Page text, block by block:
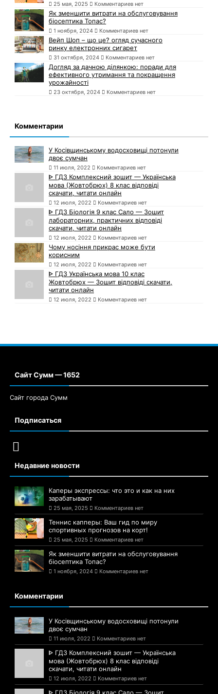
25 мая, 2025 Комментариев нет
Як зменшити витрати на обслуговування
біосептика Топас?
1 ноября, 2024 Комментариев нет
Вейп Шоп – що це? огляд сучасного
ринку електронних сигарет
31 октября, 2024 Комментариев нет
Догляд за дачною ділянкою: поради для
ефективного утримання та покращення
урожайності
23 октября, 2024 Комментариев нет
Комментарии
У Косівщинському водосховищі потонули
двоє сумчан
11 июля, 2022 Комментариев нет
ᐈ ГДЗ Комплексний зошит — Українська
мова (Жовтобрюх) 8 клас відповіді
скачати, читати онлайн
12 июля, 2022 Комментариев нет
ᐈ ГДЗ Біологія 9 клас Сало — Зошит
лабораторних, практичних відповіді
скачати, читати онлайн
12 июля, 2022 Комментариев нет
Чому носіння прикрас може бути
корисним
12 июля, 2022 Комментариев нет
ᐈ ГДЗ Українська мова 10 клас
Жовтобрюх — Зошит відповіді скачати,
читати онлайн
12 июля, 2022 Комментариев нет
Сайт Сумм — 1652
Сайт города Сумм
Подписаться
Недавние новости
Каперы экспрессы: что это и как на них
зарабатывают
25 мая, 2025 Комментариев нет
Теннис капперы: Ваш гид по миру
спортивных прогнозов на корт!
25 мая, 2025 Комментариев нет
Як зменшити витрати на обслуговування
біосептика Топас?
1 ноября, 2024 Комментариев нет
Комментарии
У Косівщинському водосховищі потонули
двоє сумчан
11 июля, 2022 Комментариев нет
ᐈ ГДЗ Комплексний зошит — Українська
мова (Жовтобрюх) 8 клас відповіді
скачати, читати онлайн
12 июля, 2022 Комментариев нет